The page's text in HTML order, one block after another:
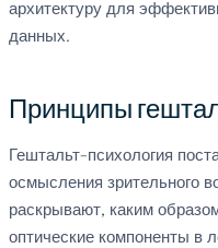
архитектуру для
данных.
Принципы
Гештальт-психология
осмысления зрительного
раскрывают, каким
оптические компоненты в